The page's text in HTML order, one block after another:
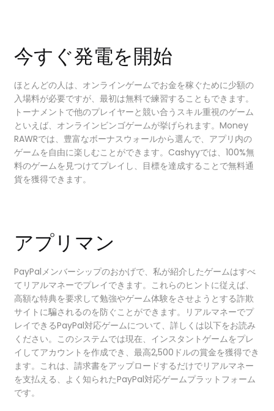
今すぐ発電を開始
ほとんどの人は、オンラインゲームでお金を稼ぐために少額の
入場料が必要ですが、最初は無料で練習することもできます。
トーナメントで他のプレイヤーと競い合うスキル重視のゲーム
といえば、オンラインビンゴゲームが挙げられます。Money
RAWRでは、豊富なボーナスウォールから選んで、アプリ内の
ゲームを自由に楽しむことができます。Cashyyでは、100%無
料のゲームを見つけてプレイし、目標を達成することで無料通
貨を獲得できます。
アプリマン
PayPalメンバーシップのおかげで、私が紹介したゲームはすべ
てリアルマネーでプレイできます。これらのヒントに従えば、
高額な特典を要求して勉強やゲーム体験をさせようとする詐欺
サイトに騙されるのを防ぐことができます。リアルマネーでプ
レイできるPayPal対応ゲームについて、詳しくは以下をお読み
ください。このシステムでは現在、インスタントゲームをプレ
イしてアカウントを作成でき、最高2,500ドルの賞金を獲得でき
ます。これは、請求書をアップロードするだけでリアルマネー
を支払える、よく知られたPayPal対応ゲームプラットフォーム
です。